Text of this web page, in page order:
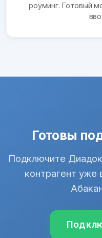
роуминг. Готовый
Готовы
Подключите
контрагент